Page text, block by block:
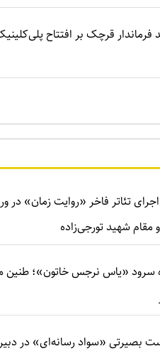
فرماندار قرچک بر افتتاح
اجرای تئاتر فاخر «روایت زمان» در
مقام شهید تورجی‌زاده
سرود «یاس نرجس خاتون»؛ طنین
بصیرتی «سواد رسانه‌ای» در